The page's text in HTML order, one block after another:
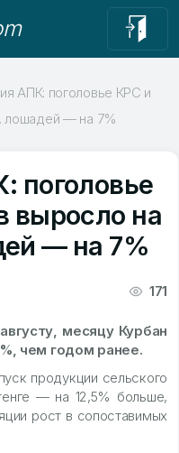
АПК: поголовье КРС и
лошадей — на 7%
поголовье
выросло на
— на 7%
171
месяцу Курбан
чем годом ранее.
продукции сельского
— на 12,5% больше,
рост в сопоставимых